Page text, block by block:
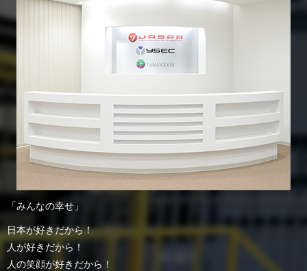
「みんなの幸せ」
日本が好きだから！
人が好きだから！
人の笑顔が好きだから！